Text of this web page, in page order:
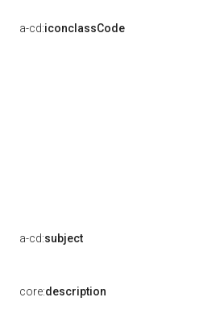
a-cd:iconclassCode
a-cd:subject
core:description